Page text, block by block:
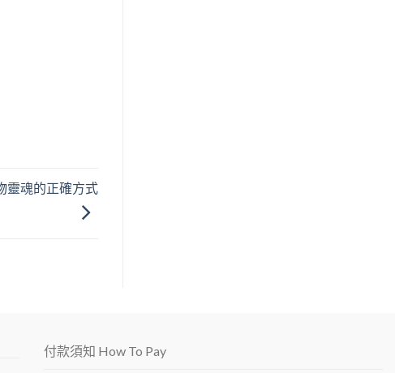
靈魂的正確方式
付款須知 How To Pay